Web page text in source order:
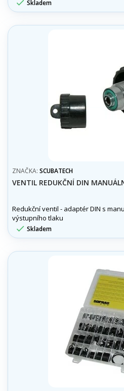
 Skladem
ZNAČKA: SCUBATECH
VENTIL REDUKČNÍ DIN
Redukční ventil - adaptér DIN s
výstupního tlaku
 Skladem